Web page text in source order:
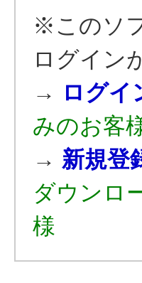
※このソ
ログイン
→ ログイ
みのお客
→ 新規登
ダウンロ
様